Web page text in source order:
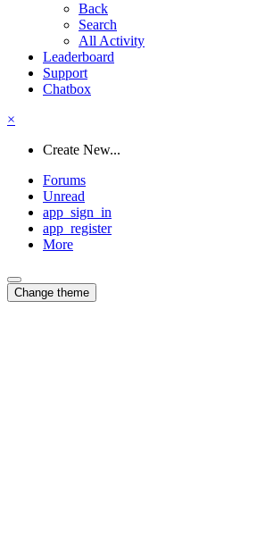
Back
Search
All Activity
Leaderboard
Support
Chatbox
×
Create New...
Forums
Unread
app_sign_in
app_register
More
Change theme